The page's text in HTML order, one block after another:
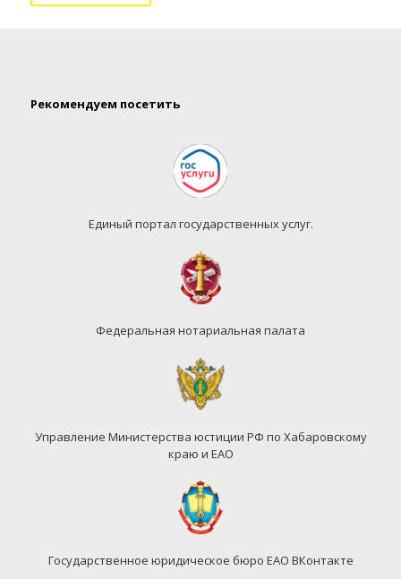
Рекомендуем посетить
Единый портал государственных услуг.
Федеральная нотариальная палата
Управление Министерства юстиции РФ по Хабаровскому
краю и ЕАО
Государственное юридическое бюро ЕАО ВКонтакте